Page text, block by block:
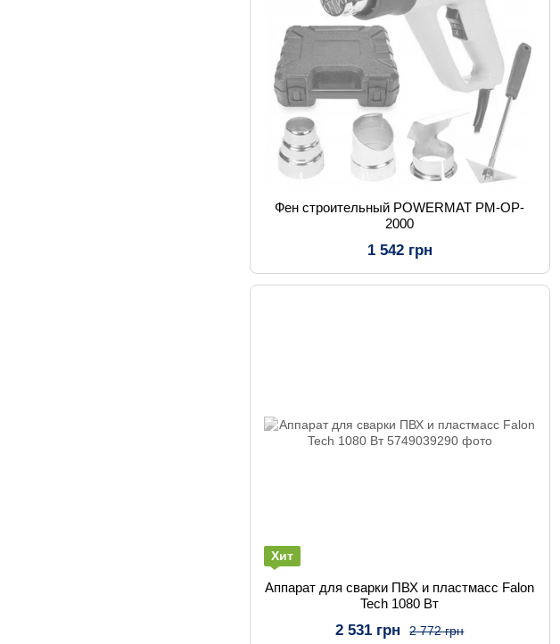
Фен строительный POWERMAT PM-OP-
2000
1 542 грн
Хит
Аппарат для сварки ПВХ и пластмасс Falon
Tech 1080 Вт
2 772 грн
2 531 грн